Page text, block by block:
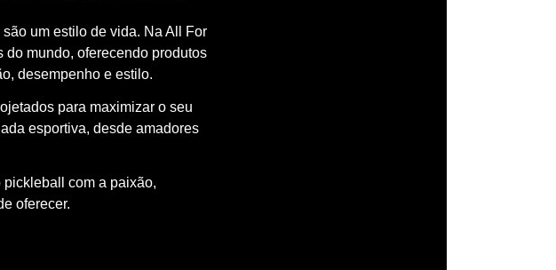
um estilo de vida. Na All For
do mundo, oferecendo produtos
desempenho e estilo.
para maximizar o seu
esportiva, desde amadores
com a paixão,
oferecer.